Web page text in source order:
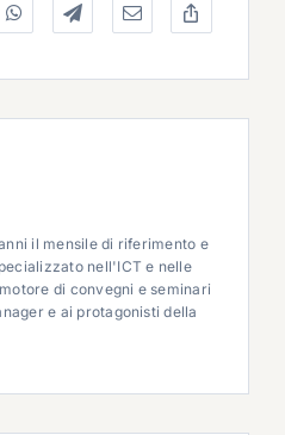
il mensile di riferimento e
nell'ICT e nelle
di convegni e seminari
e ai protagonisti della